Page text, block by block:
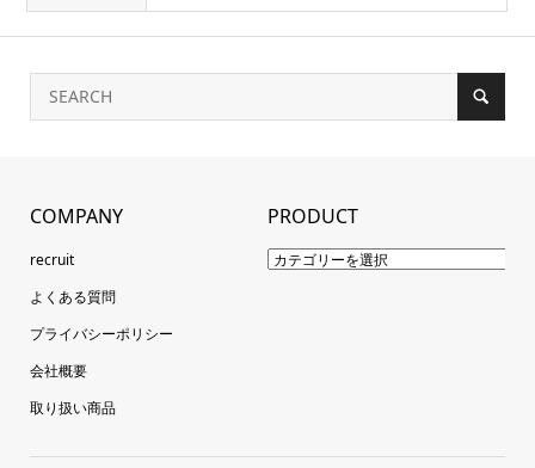
COMPANY
recruit
よくある質問
プライバシーポリシー
会社概要
取り扱い商品
PRODUCT